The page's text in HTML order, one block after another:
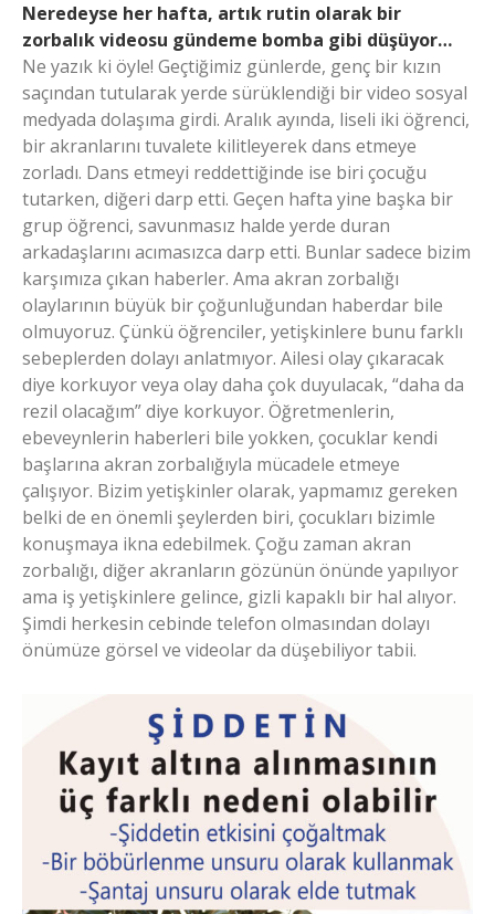
Neredeyse her hafta, artık rutin olarak bir
zorbalık videosu gündeme bomba gibi düşüyor…
Ne yazık ki öyle! Geçtiğimiz günlerde, genç bir kızın
saçından tutularak yerde sürüklendiği bir video sosyal
medyada dolaşıma girdi. Aralık ayında, liseli iki öğrenci,
bir akranlarını tuvalete kilitleyerek dans etmeye
zorladı. Dans etmeyi reddettiğinde ise biri çocuğu
tutarken, diğeri darp etti. Geçen hafta yine başka bir
grup öğrenci, savunmasız halde yerde duran
arkadaşlarını acımasızca darp etti. Bunlar sadece bizim
karşımıza çıkan haberler. Ama akran zorbalığı
olaylarının büyük bir çoğunluğundan haberdar bile
olmuyoruz. Çünkü öğrenciler, yetişkinlere bunu farklı
sebeplerden dolayı anlatmıyor. Ailesi olay çıkaracak
diye korkuyor veya olay daha çok duyulacak, “daha da
rezil olacağım” diye korkuyor. Öğretmenlerin,
ebeveynlerin haberleri bile yokken, çocuklar kendi
başlarına akran zorbalığıyla mücadele etmeye
çalışıyor. Bizim yetişkinler olarak, yapmamız gereken
belki de en önemli şeylerden biri, çocukları bizimle
konuşmaya ikna edebilmek. Çoğu zaman akran
zorbalığı, diğer akranların gözünün önünde yapılıyor
ama iş yetişkinlere gelince, gizli kapaklı bir hal alıyor.
Şimdi herkesin cebinde telefon olmasından dolayı
önümüze görsel ve videolar da düşebiliyor tabii.